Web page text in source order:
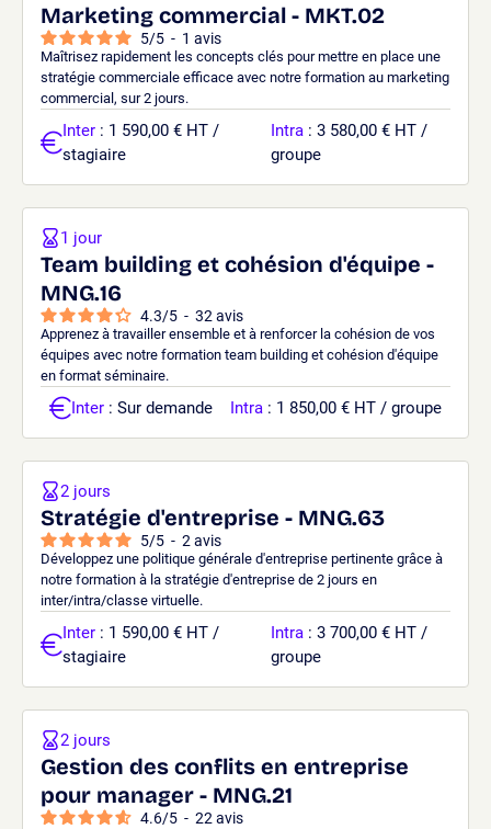
Marketing commercial - MKT.02
5/5 - 1 avis
Maîtrisez rapidement les concepts clés pour mettre en place une
stratégie commerciale efficace avec notre formation au marketing
commercial, sur 2 jours.
Inter : 1 590,00 € HT /
stagiaire
Intra : 3 580,00 € HT /
groupe
Team building et cohésion d'équipe -
MNG.16
4.3/5 - 32 avis
Apprenez à travailler ensemble et à renforcer la cohésion de vos
équipes avec notre formation team building et cohésion d'équipe
en format séminaire.
1 jour
Inter : Sur demande Intra : 1 850,00 € HT / groupe
Stratégie d'entreprise - MNG.63
5/5 - 2 avis
Développez une politique générale d'entreprise pertinente grâce à
notre formation à la stratégie d'entreprise de 2 jours en
inter/intra/classe virtuelle.
2 jours
Inter : 1 590,00 € HT /
stagiaire
Intra : 3 700,00 € HT /
groupe
Gestion des conflits en entreprise
pour manager - MNG.21
4.6/5 - 22 avis
2 jours